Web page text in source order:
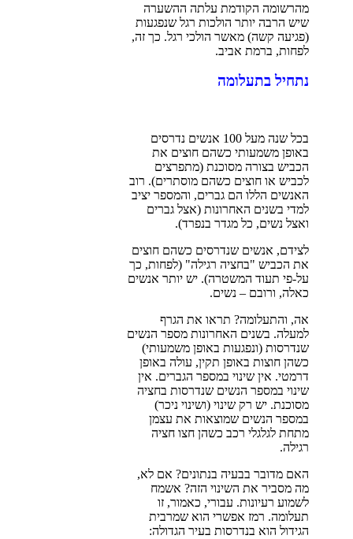
מהרשומה הקודמת עלתה ההשערה
שיש הרבה יותר הולכות רגל שנפגעות
(פגיעה קשה) מאשר הולכי רגל. כך זה,
לפחות, ברמת אביב.
נתחיל בתעלומה
בכל שנה מעל 100 אנשים נדרסים
באופן משמעותי כשהם חוצים את
הכביש בצורה מסוכנת (מתפרצים
לכביש או חוצים כשהם מוסתרים). רוב
האנשים הללו הם גברים, והמספר יציב
למדי בשנים האחרונות (אצל גברים
ואצל נשים, כל מגדר בנפרד).
לצידם, אנשים שנדרסים כשהם חוצים
את הכביש "בחציה רגילה" (לפחות, כך
על-פי תעוד המשטרה). יש יותר אנשים
כאלה, ורובם – נשים.
אה, והתעלומה? תראו את הגרף
למעלה. בשנים האחרונות מספר הנשים
שנדרסות (ונפגעות באופן משמעותי)
כשהן חוצות באופן תקין, עולה באופן
דרמטי. אין שינוי במספר הגברים. אין
שינוי במספר הנשים שנדרסות בחציה
מסוכנת. יש רק שינוי (ושינוי ניכר)
במספר הנשים שמוצאות את עצמן
מתחת לגלגלי רכב כשהן חצו חציה
רגילה.
האם מדובר בבעיה בנתונים? אם לא,
מה מסביר את השינוי הזה? אשמח
לשמוע רעיונות. עבורי, כאמור, זו
תעלומה. רמז אפשרי הוא שמרבית
הגידול הוא בנדרסות בעיר הגדולה: